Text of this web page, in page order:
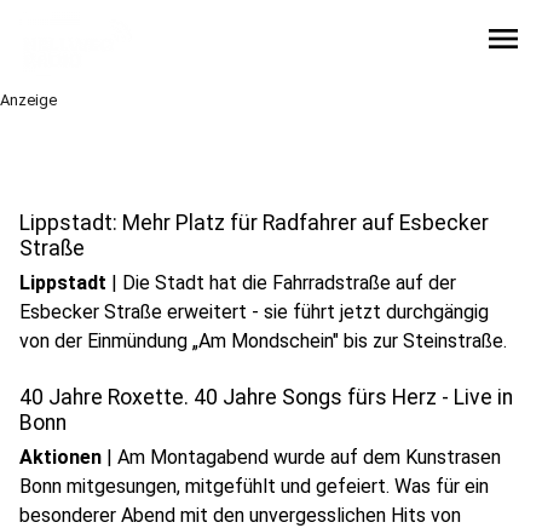
menu
Anzeige
Lippstadt: Mehr Platz für Radfahrer auf Esbecker
Straße
Lippstadt | Die Stadt hat die Fahrradstraße auf der
Esbecker Straße erweitert - sie führt jetzt durchgängig
von der Einmündung „Am Mondschein" bis zur Steinstraße.
40 Jahre Roxette. 40 Jahre Songs fürs Herz - Live in
Bonn
Aktionen | Am Montagabend wurde auf dem Kunstrasen
Bonn mitgesungen, mitgefühlt und gefeiert. Was für ein
besonderer Abend mit den unvergesslichen Hits von